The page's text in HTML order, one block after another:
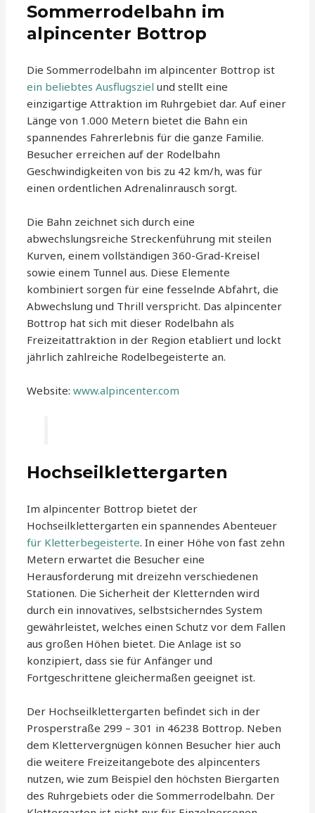
Sommerrodelbahn im
alpincenter Bottrop
Die Sommerrodelbahn im alpincenter Bottrop ist
ein beliebtes Ausflugsziel und stellt eine
einzigartige Attraktion im Ruhrgebiet dar. Auf einer
Länge von 1.000 Metern bietet die Bahn ein
spannendes Fahrerlebnis für die ganze Familie.
Besucher erreichen auf der Rodelbahn
Geschwindigkeiten von bis zu 42 km/h, was für
einen ordentlichen Adrenalinrausch sorgt.
Die Bahn zeichnet sich durch eine
abwechslungsreiche Streckenführung mit steilen
Kurven, einem vollständigen 360-Grad-Kreisel
sowie einem Tunnel aus. Diese Elemente
kombiniert sorgen für eine fesselnde Abfahrt, die
Abwechslung und Thrill verspricht. Das alpincenter
Bottrop hat sich mit dieser Rodelbahn als
Freizeitattraktion in der Region etabliert und lockt
jährlich zahlreiche Rodelbegeisterte an.
Website:www.alpincenter.com
Hochseilklettergarten
Im alpincenter Bottrop bietet der
Hochseilklettergarten ein spannendes Abenteuer
für Kletterbegeisterte. In einer Höhe von fast zehn
Metern erwartet die Besucher eine
Herausforderung mit dreizehn verschiedenen
Stationen. Die Sicherheit der Kletternden wird
durch ein innovatives, selbstsicherndes System
gewährleistet, welches einen Schutz vor dem Fallen
aus großen Höhen bietet. Die Anlage ist so
konzipiert, dass sie für Anfänger und
Fortgeschrittene gleichermaßen geeignet ist.
Der Hochseilklettergarten befindet sich in der
Prosperstraße 299 – 301 in 46238 Bottrop. Neben
dem Klettervergnügen können Besucher hier auch
die weitere Freizeitangebote des alpincenters
nutzen, wie zum Beispiel den höchsten Biergarten
des Ruhrgebiets oder die Sommerrodelbahn. Der